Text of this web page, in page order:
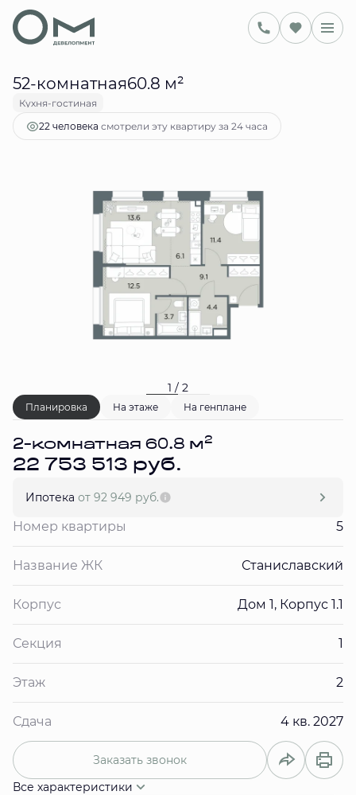
2-комнатная60.8 м 22 753 513 руб.
Ипотекаот 92 949 руб.
52-комнатная60.8 м²
Кухня-гостиная
22 человекa смотрели эту квартиру за 24 часа
1 / 2
Планировка На этаже На генплане
2-комнатная 60.8 м2
22 753 513 руб.
Ипотека от 92 949 руб.
Номер квартиры 5
Название ЖК Станиславский
Корпус Дом 1, Корпус 1.1
Секция 1
Этаж 2
Сдача 4 кв. 2027
Заказать звонок
Все характеристики